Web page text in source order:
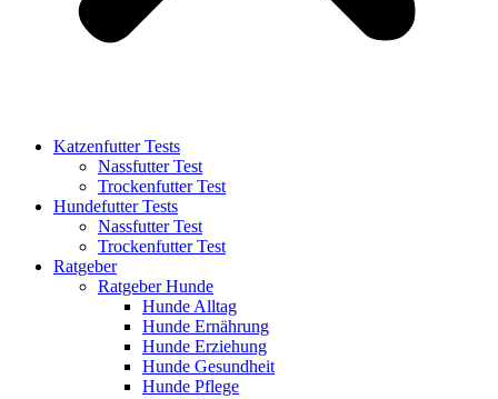
Katzenfutter Tests
Nassfutter Test
Trockenfutter Test
Hundefutter Tests
Nassfutter Test
Trockenfutter Test
Ratgeber
Ratgeber Hunde
Hunde Alltag
Hunde Ernährung
Hunde Erziehung
Hunde Gesundheit
Hunde Pflege